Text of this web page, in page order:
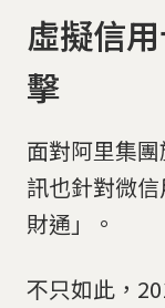
虛擬信
擊
面對阿里集
訊也針對微
財通」。
不只如此，